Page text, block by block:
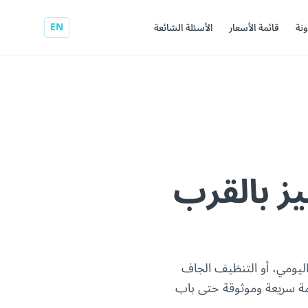
قائمة الأسعار الأسئلة الشائعة EN
بالقرب
أو التنظيف الجاف
سريعة وموثوقة حتى باب